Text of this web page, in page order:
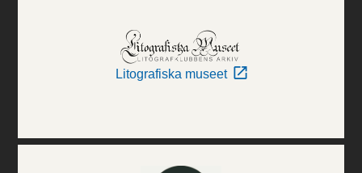
Litografiska museet